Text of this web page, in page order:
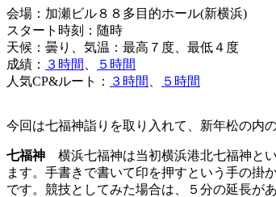
会場：加瀬ビル８８多目的ホール(新横浜)
スタート時刻：随時
天候：曇り、気温：最高７度、最低４度
成績：
３時間
５時間
人気CP&ルート：
３時間 ５時間
今回は七福神詣りを取り入れて、新年松の内
七福神 横浜七福神は当初横浜港北七福神と
ます。手書きで書いて印を押すという手の掛
です。競技としてみた場合は、５分の延長が